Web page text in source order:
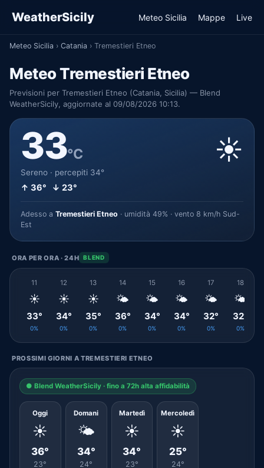
WeatherSicily Meteo Sicilia Mappe Live
Meteo Sicilia › Catania › Tremestieri Etneo
Meteo Tremestieri Etneo
Previsioni per Tremestieri Etneo (Catania, Sicilia) — Blend
WeatherSicily, aggiornate al 09/08/2026 10:13.
33°C
Sereno · percepiti 34°
↑ 36° ↓ 23°
☀️
Adesso a Tremestieri Etneo · umidità 49% · vento 8 km/h Sud-
Est
ORA PER ORA · 24H BLEND
11
☀️
33°
0%
12
☀️
34°
0%
13
☀️
35°
0%
14
🌤️
36°
0%
15
🌤️
34°
0%
16
🌤️
34°
0%
17
🌤️
32°
0%
18
🌤️
32°
0%
PROSSIMI GIORNI A TREMESTIERI ETNEO
● Blend WeatherSicily · fino a 72h alta affidabilità
Oggi
☀️
36°
23°
Domani
🌤️
34°
24°
Martedì
☀️
34°
23°
Mercoledì
☀️
25°
24°